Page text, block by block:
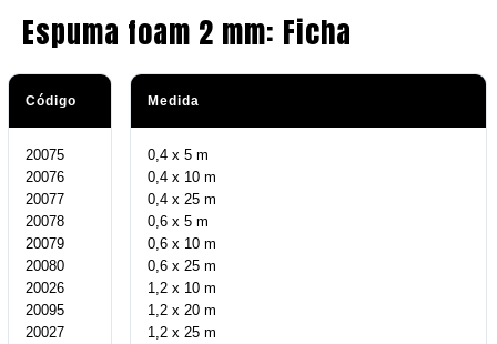
Espuma foam 2 mm: Ficha
Código
20075
20076
20077
20078
20079
20080
20026
20095
20027
Medida
0,4 x 5 m
0,4 x 10 m
0,4 x 25 m
0,6 x 5 m
0,6 x 10 m
0,6 x 25 m
1,2 x 10 m
1,2 x 20 m
1,2 x 25 m